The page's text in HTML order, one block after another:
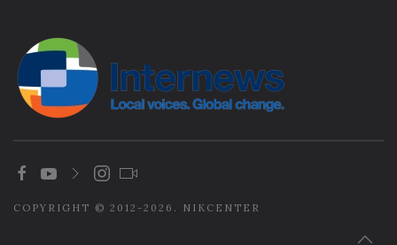
COPYRIGHT © 2012-2026. NIKCENTER